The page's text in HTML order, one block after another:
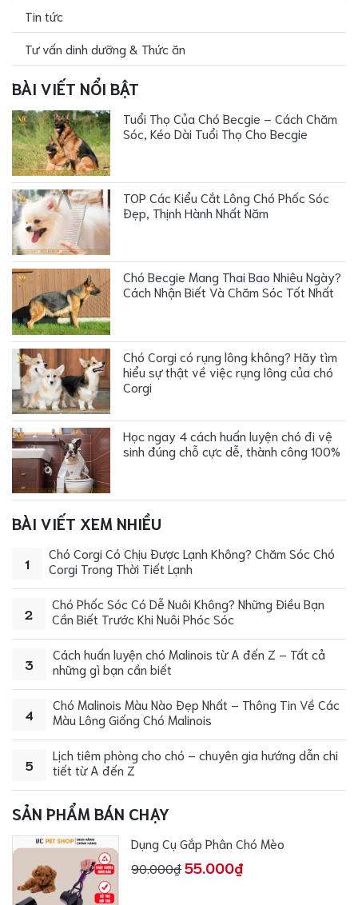
Tin tức
Tư vấn dinh dưỡng & Thức ăn
BÀI VIẾT NỔI BẬT
Tuổi Thọ Của Chó Becgie – Cách Chăm
Sóc, Kéo Dài Tuổi Thọ Cho Becgie
TOP Các Kiểu Cắt Lông Chó Phốc Sóc
Đẹp, Thịnh Hành Nhất Năm
Chó Becgie Mang Thai Bao Nhiêu Ngày?
Cách Nhận Biết Và Chăm Sóc Tốt Nhất
Chó Corgi có rụng lông không? Hãy tìm
hiểu sự thật về việc rụng lông của chó
Corgi
Học ngay 4 cách huấn luyện chó đi vệ
sinh đúng chỗ cực dễ, thành công 100%
BÀI VIẾT XEM NHIỀU
1
Chó Corgi Có Chịu Được Lạnh Không? Chăm Sóc Chó
Corgi Trong Thời Tiết Lạnh
2
Chó Phốc Sóc Có Dễ Nuôi Không? Những Điều Bạn
Cần Biết Trước Khi Nuôi Phóc Sóc
3
Cách huấn luyện chó Malinois từ A đến Z – Tất cả
những gì bạn cần biết
4
Chó Malinois Màu Nào Đẹp Nhất – Thông Tin Về Các
Màu Lông Giống Chó Malinois
5
Lịch tiêm phòng cho chó – chuyên gia hướng dẫn chi
tiết từ A đến Z
SẢN PHẨM BÁN CHẠY
Dụng Cụ Gắp Phân Chó Mèo
90.000₫55.000₫